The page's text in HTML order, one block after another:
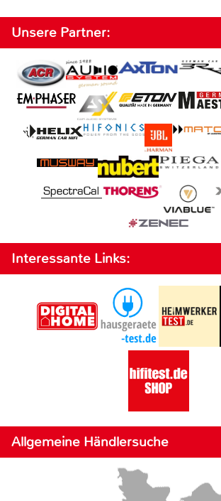
Unsere Partner:
Interessante Links:
Allgemeine Händlersuche